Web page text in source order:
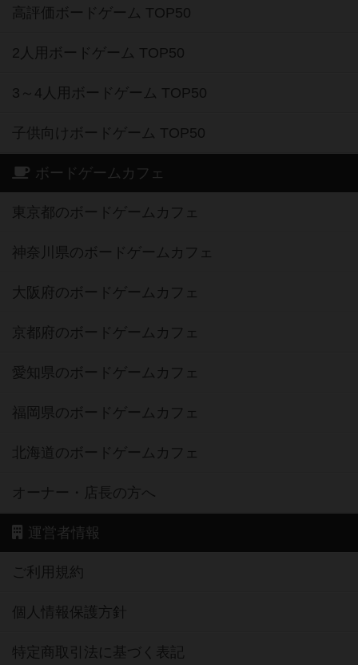
高評価ボードゲーム TOP50
2人用ボードゲーム TOP50
3～4人用ボードゲーム TOP50
子供向けボードゲーム TOP50
ボードゲームカフェ
東京都のボードゲームカフェ
神奈川県のボードゲームカフェ
大阪府のボードゲームカフェ
京都府のボードゲームカフェ
愛知県のボードゲームカフェ
福岡県のボードゲームカフェ
北海道のボードゲームカフェ
オーナー・店長の方へ
運営者情報
ご利用規約
個人情報保護方針
特定商取引法に基づく表記